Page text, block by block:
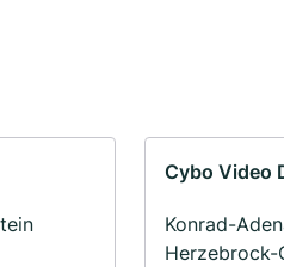
Cybo Video
Konrad-
Herzebrock-